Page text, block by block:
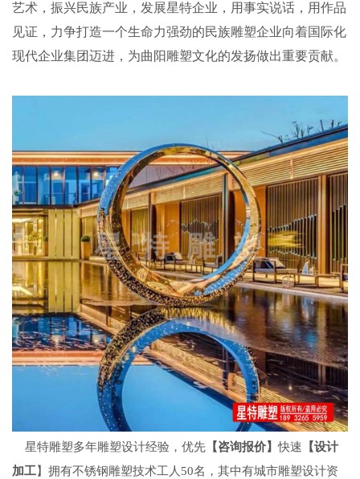
艺术，振兴民族产业，发展星特企业，用事实说话，用作品
见证，力争打造一个生命力强劲的民族雕塑企业向着国际化
现代企业集团迈进，为曲阳雕塑文化的发扬做出重要贡献。
星特雕塑多年雕塑设计经验，优先 【咨询报价】快速 【设计
加工】拥有不锈钢雕塑技术工人 50名，其中有城市雕塑设计资